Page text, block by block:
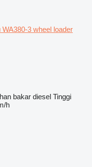
WA380-3 wheel loader
bakar diesel Tinggi
h